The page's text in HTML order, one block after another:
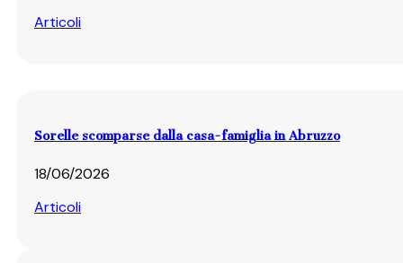
Articoli
Sorelle scomparse dalla casa-famiglia in Abruzzo
18/06/2026
Articoli